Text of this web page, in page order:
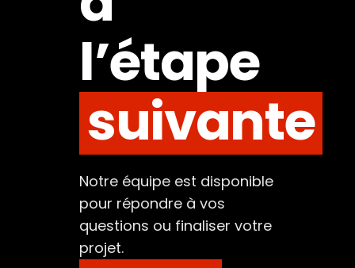
l’étape
suivante
Notre équipe est disponible
pour répondre à vos
questions ou finaliser votre
projet.